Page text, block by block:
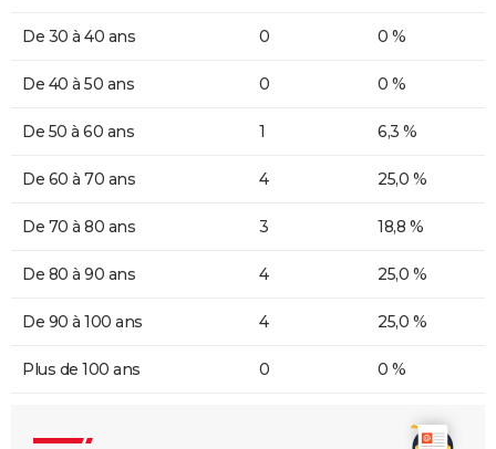
De 30 à 40 ans 0 0 %
De 40 à 50 ans 0 0 %
De 50 à 60 ans 1 6,3 %
De 60 à 70 ans 4 25,0 %
De 70 à 80 ans 3 18,8 %
De 80 à 90 ans 4 25,0 %
De 90 à 100 ans 4 25,0 %
Plus de 100 ans 0 0 %